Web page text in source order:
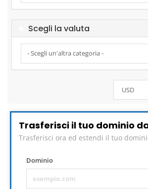
Scegli la valuta
Trasferisci il tuo dominio
Trasferisci ora ed estendi il tuo
Dominio